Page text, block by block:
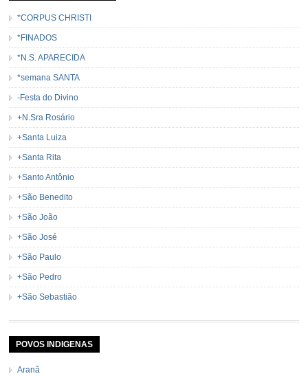
*CORPUS CHRISTI
*FINADOS
*N.S. APARECIDA
*semana SANTA
-Festa do Divino
+N.Sra Rosário
+Santa Luiza
+Santa Rita
+Santo Antônio
+São Benedito
+São João
+São José
+São Paulo
+São Pedro
+São Sebastião
POVOS INDIGENAS
Aranã